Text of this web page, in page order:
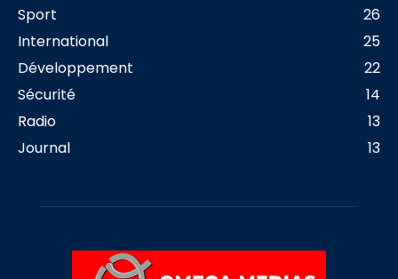
Sport
26
International
25
Développement
22
Sécurité
14
Radio
13
Journal
13